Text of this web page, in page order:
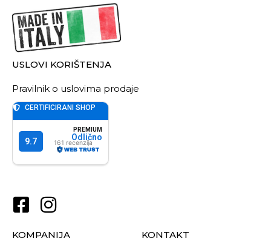
USLOVI KORIŠTENJA
Pravilnik o uslovima prodaje
KOMPANIJA KONTAKT